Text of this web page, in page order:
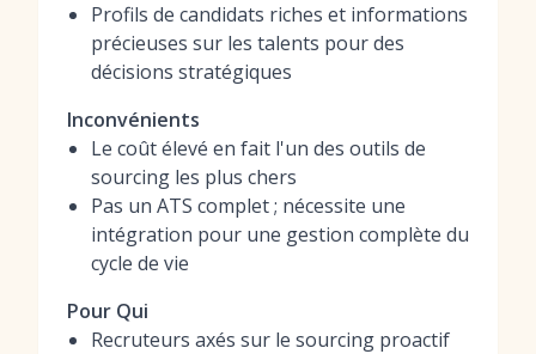
Profils de candidats riches et informations
précieuses sur les talents pour des
décisions stratégiques
Inconvénients
Le coût élevé en fait l'un des outils de
sourcing les plus chers
Pas un ATS complet ; nécessite une
intégration pour une gestion complète du
cycle de vie
Pour Qui
Recruteurs axés sur le sourcing proactif